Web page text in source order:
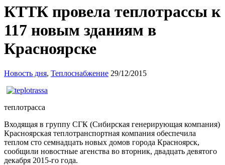
КТТК провела теплотрассы к
117 новым зданиям в
Красноярске
Новость дня, Теплоснабжение 29/12/2015
теплотрасса
Входящая в группу СГК (Сибирская генерирующая компания)
Красноярская теплотранспортная компания обеспечила
теплом сто семнадцать новых домов города Красноярск,
сообщили новостные агенства во вторник, двадцать девятого
декабря 2015-го года.